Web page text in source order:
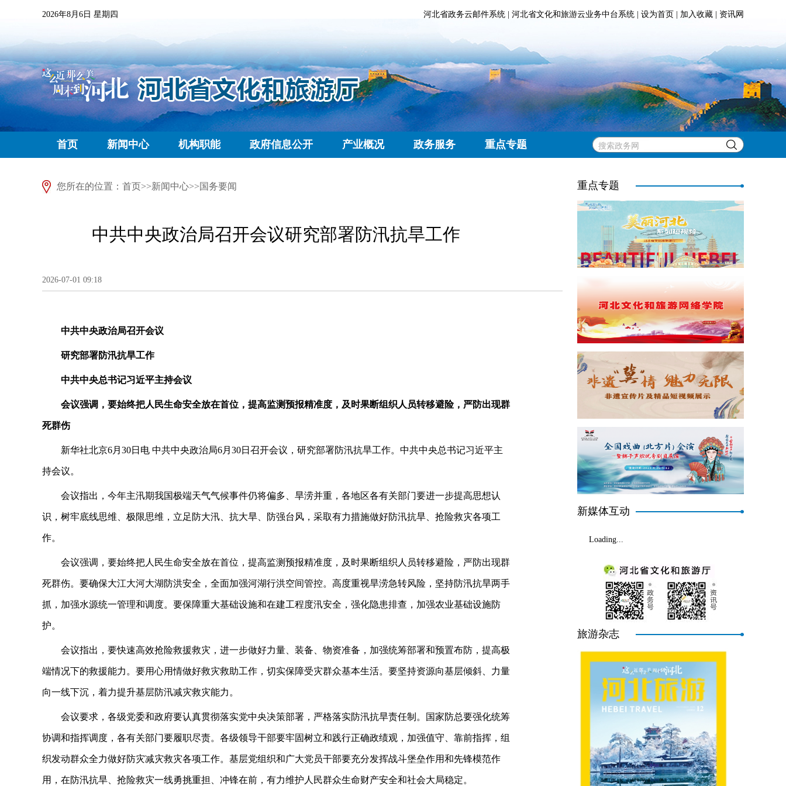
2026年8月6日 星期四 河北省政务云邮件系统 河北省文化和旅游云业务中台系统 设为首页 加入收藏 资讯网
首页 新闻中心 机构职能 政府信息公开 产业概况 政务服务 重点专题
您所在的位置： 首页>>新闻中心>>国务要闻
中共中央政治局召开会议研究部署防汛抗旱工作
2026-07-01 09:18
中共中央政治局召开会议
研究部署防汛抗旱工作
中共中央总书记习近平主持会议
会议强调，要始终把人民生命安全放在首位，提高监测预报精准度，及时果断组织人员转移避险，严防出现群
死群伤
新华社北京6月30日电 中共中央政治局6月30日召开会议，研究部署防汛抗旱工作。中共中央总书记习近平主
持会议。
会议指出，今年主汛期我国极端天气气候事件仍将偏多、旱涝并重，各地区各有关部门要进一步提高思想认
识，树牢底线思维、极限思维，立足防大汛、抗大旱、防强台风，采取有力措施做好防汛抗旱、抢险救灾各项工
作。
会议强调，要始终把人民生命安全放在首位，提高监测预报精准度，及时果断组织人员转移避险，严防出现群
死群伤。要确保大江大河大湖防洪安全，全面加强河湖行洪空间管控。高度重视旱涝急转风险，坚持防汛抗旱两手
抓，加强水源统一管理和调度。要保障重大基础设施和在建工程度汛安全，强化隐患排查，加强农业基础设施防
护。
会议指出，要快速高效抢险救援救灾，进一步做好力量、装备、物资准备，加强统筹部署和预置布防，提高极
端情况下的救援能力。要用心用情做好救灾救助工作，切实保障受灾群众基本生活。要坚持资源向基层倾斜、力量
向一线下沉，着力提升基层防汛减灾救灾能力。
会议要求，各级党委和政府要认真贯彻落实党中央决策部署，严格落实防汛抗旱责任制。国家防总要强化统筹
协调和指挥调度，各有关部门要履职尽责。各级领导干部要牢固树立和践行正确政绩观，加强值守、靠前指挥，组
织发动群众全力做好防灾减灾救灾各项工作。基层党组织和广大党员干部要充分发挥战斗堡垒作用和先锋模范作
用，在防汛抗旱、抢险救灾一线勇挑重担、冲锋在前，有力维护人民群众生命财产安全和社会大局稳定。
重点专题
新媒体互动
Loading...
旅游杂志